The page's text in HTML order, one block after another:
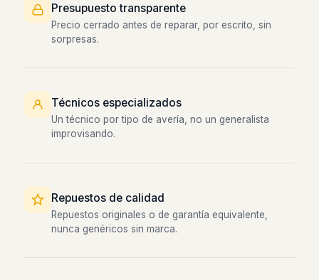
Presupuesto transparente
Precio cerrado antes de reparar, por escrito, sin
sorpresas.
Técnicos especializados
Un técnico por tipo de avería, no un generalista
improvisando.
Repuestos de calidad
Repuestos originales o de garantía equivalente,
nunca genéricos sin marca.